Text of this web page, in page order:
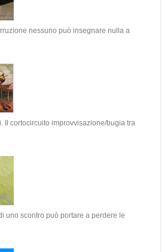
nessuno può insegnare nulla a
Il cortocircuito improvvisazione/bugia tra
uno scontro può portare a perdere le